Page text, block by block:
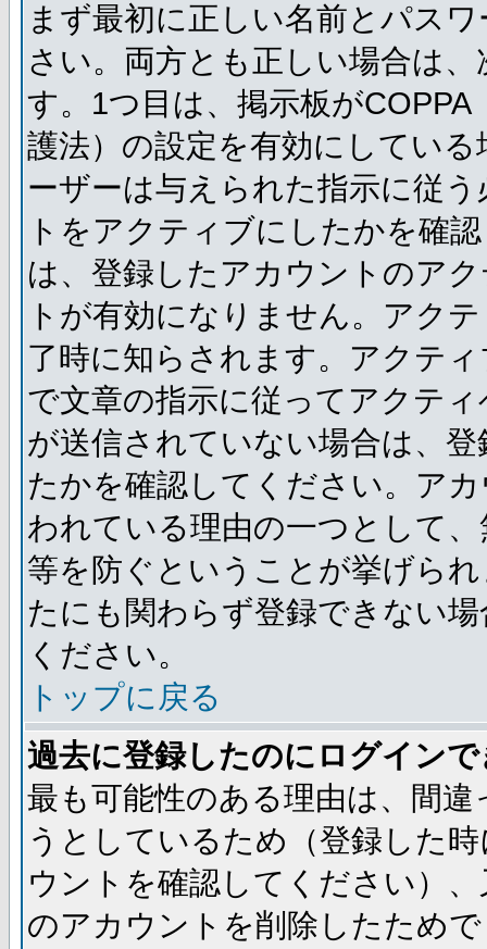
まず最初に正しい名前とパス
さい。両方とも正しい場合は
す。1つ目は、掲示板が
護法）の設定を有効にしてい
ーザーは与えられた指示に従
トをアクティブにしたかを確
は、登録したアカウントのア
トが有効になりません。アク
了時に知らされます。アクテ
で文章の指示に従ってアクテ
が送信されていない場合は、
たかを確認してください。ア
われている理由の一つとして
等を防ぐということが挙げら
たにも関わらず登録できない
ください。
トップに戻る
過去に登録したのにログイン
最も可能性のある理由は、間
うとしているため（登録した
ウントを確認してください）
のアカウントを削除したため